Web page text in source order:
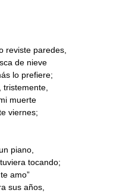
reviste paredes,
de nieve
lo prefiere;
muerte
viernes;
piano,
tocando;
amo”
sus años,